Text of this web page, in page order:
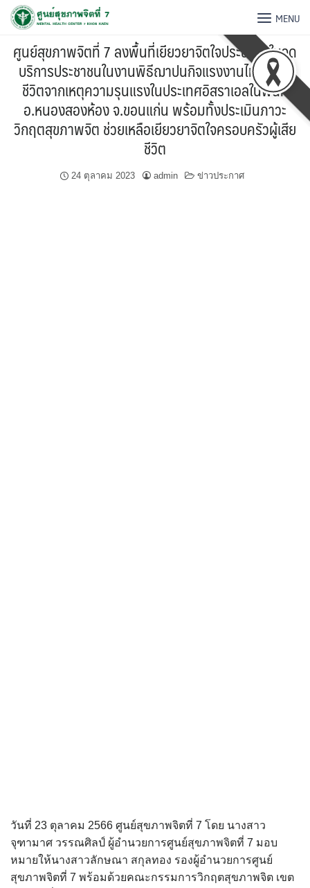
MENU
ศูนย์สุขภาพจิตที่ 7 ลงพื้นที่เยียวยาจิตใจประชาชนในจุด
บริการประชาชนในงานพิธีฌาปนกิจแรงงานไทยที่เสีย
ชีวิตจากเหตุความรุนแรงในประเทศอิสราเอลในพื้นที่
อ.หนองสองห้อง จ.ขอนแก่น พร้อมทั้งประเมินภาวะ
วิกฤตสุขภาพจิต ช่วยเหลือเยียวยาจิตใจครอบครัวผู้เสีย
ชีวิต
24 ตุลาคม 2023 admin ข่าวประกาศ
วันที่ 23 ตุลาคม 2566 ศูนย์สุขภาพจิตที่ 7 โดย นางสาว
จุฑามาศ วรรณศิลป์ ผู้อำนวยการศูนย์สุขภาพจิตที่ 7 มอบ
หมายให้นางสาวลักษณา สกุลทอง รองผู้อำนวยการศูนย์
สุขภาพจิตที่ 7 พร้อมด้วยคณะกรรมการวิกฤตสุขภาพจิต เขต